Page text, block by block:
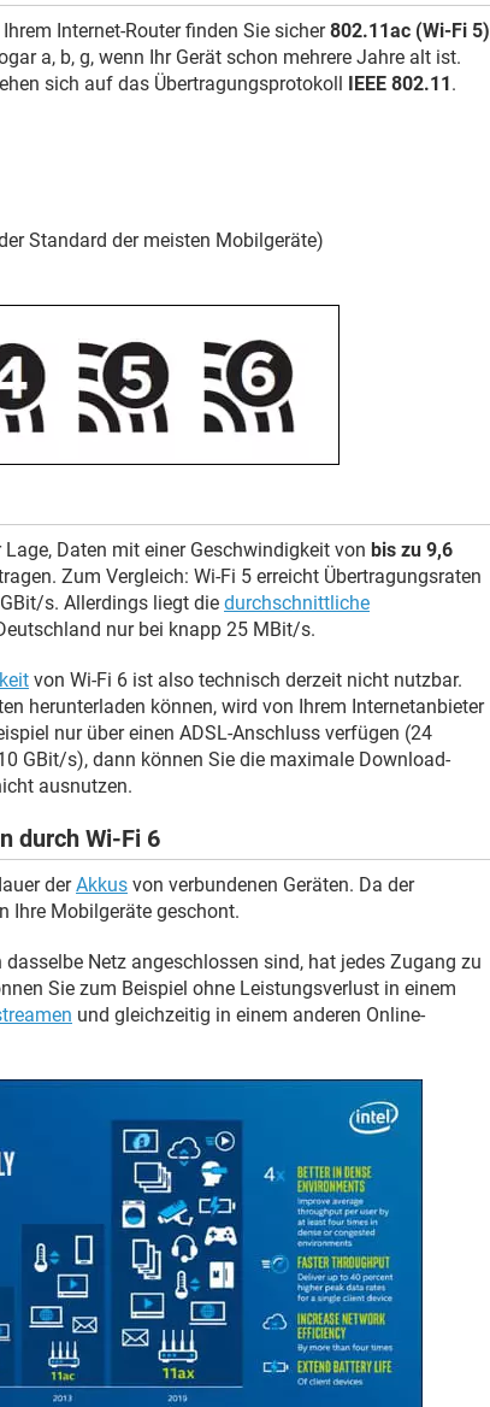
Internet-Router finden Sie sicher802.11ac (Wi-Fi 5)
a, b, g, wenn Ihr Gerät schon mehrere Jahre alt ist.
sich auf das Übertragungsprotokoll IEEE 802.11.
Standard der meisten Mobilgeräte)
Daten mit einer Geschwindigkeit von bis zu 9,6
Zum Vergleich: Wi-Fi 5 erreicht Übertragungsraten
s. Allerdings liegt die durchschnittliche
nur bei knapp 25 MBit/s.
von Wi-Fi 6 ist also technisch derzeit nicht nutzbar.
herunterladen können, wird von Ihrem Internetanbieter
nur über einen ADSL-Anschluss verfügen (24
GBit/s), dann können Sie die maximale Download-
ausnutzen.
durch Wi-Fi 6
derAkkus von verbundenen Geräten. Da der
Ihre Mobilgeräte geschont.
dasselbe Netz angeschlossen sind, hat jedes Zugang zu
Sie zum Beispiel ohne Leistungsverlust in einem
und gleichzeitig in einem anderen Online-